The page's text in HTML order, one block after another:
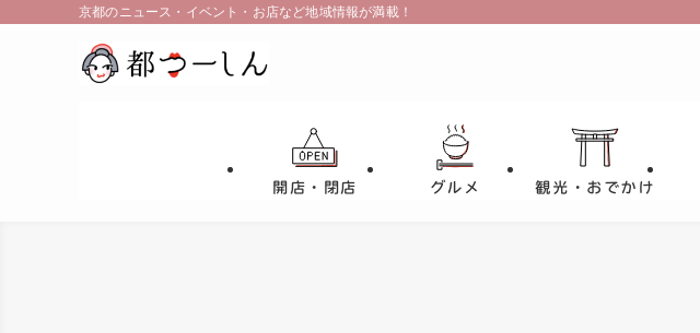
京都のニュース・イベント・お店など地域情報が満載！
開店・閉店 グルメ 観光・おでかけ